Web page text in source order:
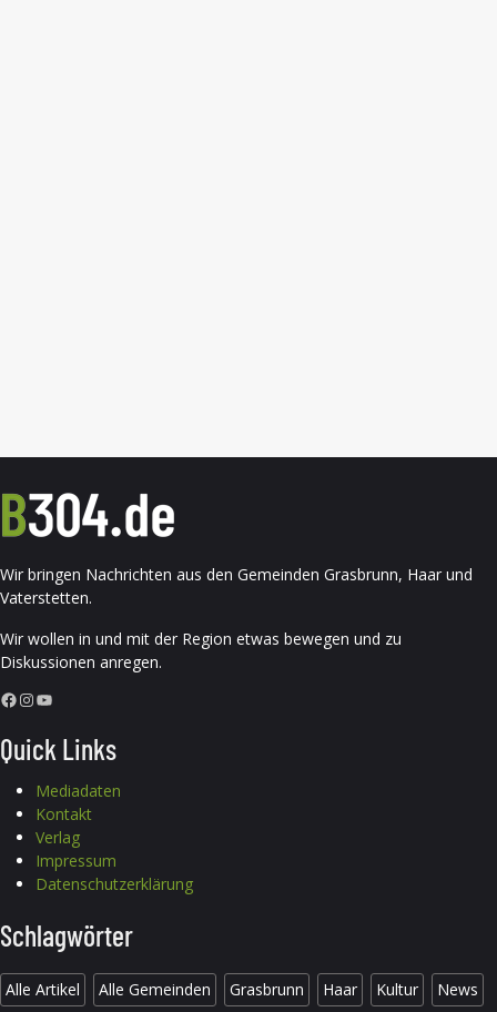
Wir bringen Nachrichten aus den Gemeinden Grasbrunn, Haar und
Vaterstetten.
Wir wollen in und mit der Region etwas bewegen und zu
Diskussionen anregen.
Facebook InstagramYouTube
Quick Links
Mediadaten
Kontakt
Verlag
Impressum
Datenschutzerklärung
Schlagwörter
Alle Artikel Alle Gemeinden Grasbrunn Haar Kultur News